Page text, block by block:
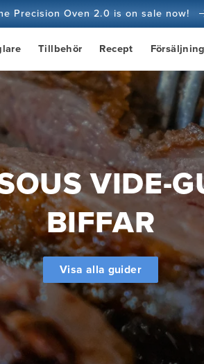
Precision Oven 2.0 is on sale now!
100+ miljoner kockar och antalet ökar
Tillbehör Recept Försäljning
VIDE-
BIFFAR
Visa alla guider